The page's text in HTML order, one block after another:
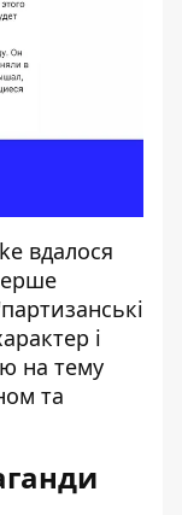
вдалося
і
на тему
та